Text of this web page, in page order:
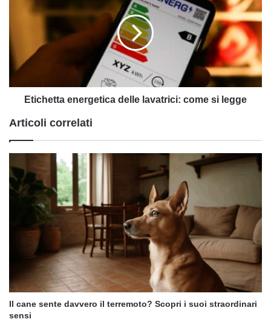
si
legge
Etichetta energetica delle lavatrici: come si legge
Articoli correlati
Il cane sente davvero il terremoto? Scopri i suoi straordinari
sensi